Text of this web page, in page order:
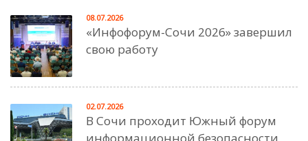
«Инфофорум-Сочи 2026» завершил
свою работу
08.07.2026
В Сочи проходит Южный форум
02.07.2026